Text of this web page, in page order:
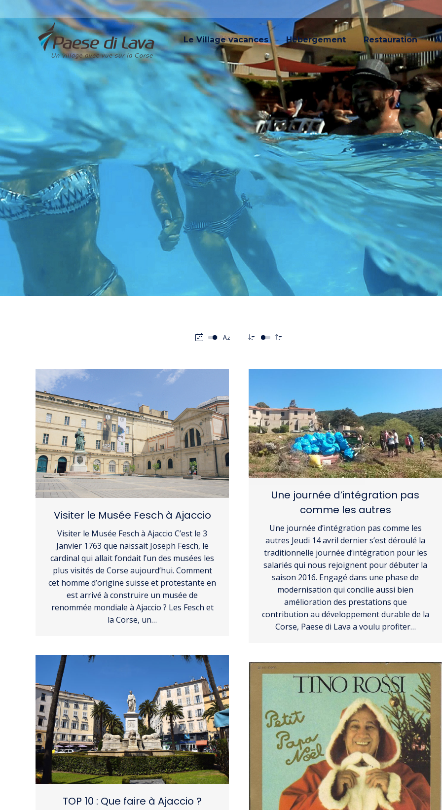
Le Village vacances Hébergement Restauration
Visiter le Musée Fesch à Ajaccio
Visiter le Musée Fesch à Ajaccio C’est le 3
Janvier 1763 que naissait Joseph Fesch, le
cardinal qui allait fondait l’un des musées les
plus visités de Corse aujourd’hui. Comment
cet homme d’origine suisse et protestante en
est arrivé à construire un musée de
renommée mondiale à Ajaccio ? Les Fesch et
la Corse, un…
Une journée d’intégration pas
comme les autres
Une journée d’intégration pas comme les
autres Jeudi 14 avril dernier s’est déroulé la
traditionnelle journée d’intégration pour les
salariés qui nous rejoignent pour débuter la
saison 2016. Engagé dans une phase de
modernisation qui concilie aussi bien
amélioration des prestations que
contribution au développement durable de la
Corse, Paese di Lava a voulu profiter…
TOP 10 : Que faire à Ajaccio ?